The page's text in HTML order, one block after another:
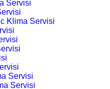
Servisi
Klima Servisi
Servisi
Servisi